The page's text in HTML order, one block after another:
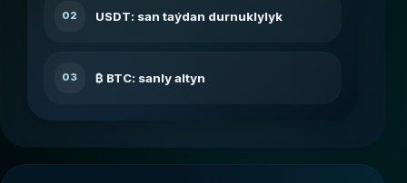
02 USDT: san taýdan durnuklylyk
03 ₿ BTC: sanly altyn